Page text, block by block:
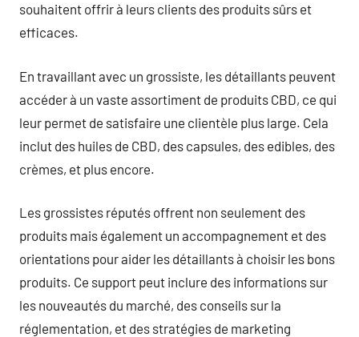
souhaitent offrir à leurs clients des produits sûrs et
efficaces.
En travaillant avec un grossiste, les détaillants peuvent
accéder à un vaste assortiment de produits CBD, ce qui
leur permet de satisfaire une clientèle plus large. Cela
inclut des huiles de CBD, des capsules, des edibles, des
crèmes, et plus encore.
Les grossistes réputés offrent non seulement des
produits mais également un accompagnement et des
orientations pour aider les détaillants à choisir les bons
produits. Ce support peut inclure des informations sur
les nouveautés du marché, des conseils sur la
réglementation, et des stratégies de marketing